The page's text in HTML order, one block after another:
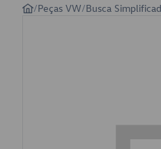
/Peças VW/Busca